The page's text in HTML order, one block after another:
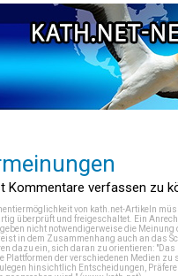
Kommentare verfassen zu
von kath.net-Artikeln
überprüft und freigeschaltet. Ein
nicht notwendigerweise die Meinung
in dem Zusammenhang auch an das
dazu ein, sich daran zu orientieren:
Plattformen der verschiedenen Medien
hinsichtlich Entscheidungen,